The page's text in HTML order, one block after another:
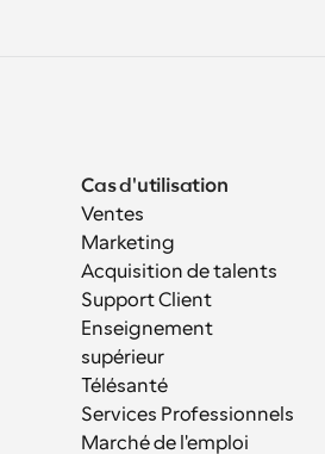
Cas d'utilisation
Ventes
Marketing
Acquisition de talents
Support Client
Enseignement
supérieur
Télésanté
Services Professionnels
Marché de l'emploi